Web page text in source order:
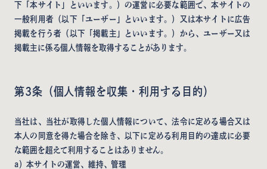
下「本サイト」といいます。）の運営に必要な範囲で、本サイトの
一般利用者（以下「ユーザー」といいます。）又は本サイトに広告
掲載を行う者（以下「掲載主」といいます。）から、ユーザー又は
掲載主に係る個人情報を取得することがあります。
第3条（個人情報を収集・利用する目的）
当社は、当社が取得した個人情報について、法令に定める場合又は
本人の同意を得た場合を除き、以下に定める利用目的の達成に必要
な範囲を超えて利用することはありません。
a）本サイトの運営、維持、管理